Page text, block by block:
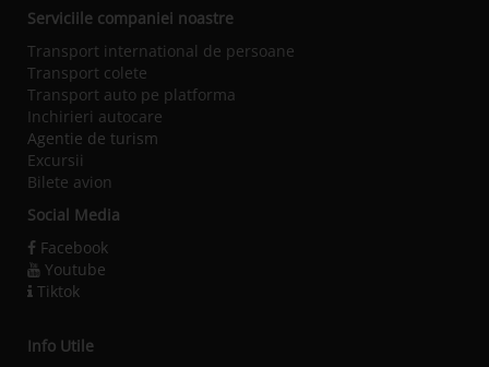
Serviciile companiei noastre
Transport international de persoane
Transport colete
Transport auto pe platforma
Inchirieri autocare
Agentie de turism
Excursii
Bilete avion
Social Media
Facebook
Youtube
Tiktok
Info Utile